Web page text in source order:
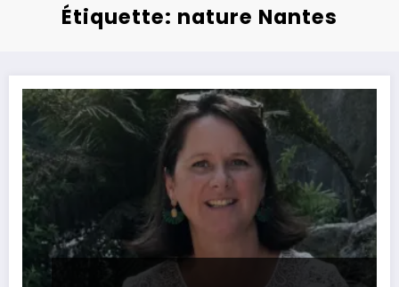
Étiquette: nature Nantes